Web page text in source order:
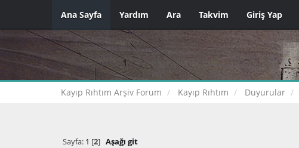
Ana Sayfa Yardım Ara Takvim Giriş Yap
Kayıp Rıhtım Arşiv Forum Kayıp Rıhtım Duyurular
Sayfa: 1 [2] Aşağı git